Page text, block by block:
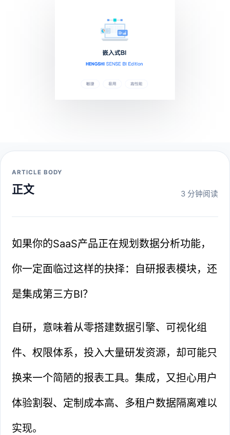
ARTICLE BODY
正文 3 分钟阅读
如果你的SaaS产品正在规划数据分析功能，
你一定面临过这样的抉择：自研报表模块，还
是集成第三方BI？
自研，意味着从零搭建数据引擎、可视化组
件、权限体系，投入大量研发资源，却可能只
换来一个简陋的报表工具。集成，又担心用户
体验割裂、定制成本高、多租户数据隔离难以
实现。